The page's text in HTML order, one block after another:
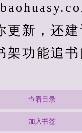
更新，还建
架功能追书
查看目录
加入书签